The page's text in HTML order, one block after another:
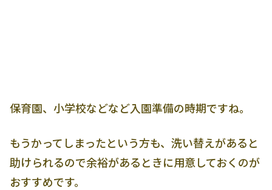
保育園、小学校などなど入園準備の時期ですね。
もうかってしまったという方も、洗い替えがあると
助けられるので余裕があるときに用意しておくのが
おすすめです。